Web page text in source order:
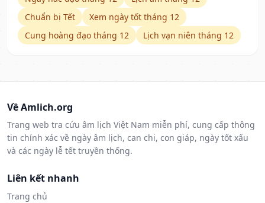
Chuẩn bị Tết
Xem ngày tốt tháng 12
Cung hoàng đạo tháng 12
Lịch vạn niên tháng 12
Về Amlich.org
Trang web tra cứu âm lịch Việt Nam miễn phí, cung cấp thông
tin chính xác về ngày âm lịch, can chi, con giáp, ngày tốt xấu
và các ngày lễ tết truyền thống.
Liên kết nhanh
Trang chủ